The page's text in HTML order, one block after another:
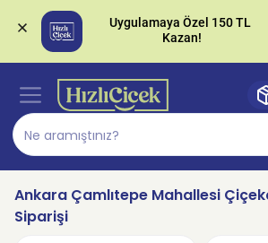
Uygulamaya Özel 150 TL
Ankara Çamlıtepe Mahallesi
Siparişi